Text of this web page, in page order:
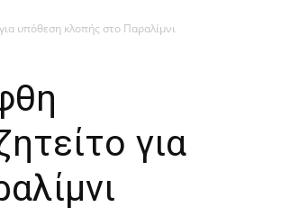
υπόθεση κλοπής στο Παραλίμνι
για